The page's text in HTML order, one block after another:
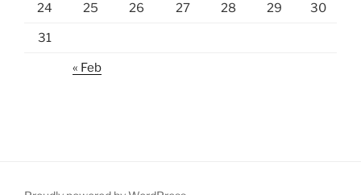
24 25 26 27 28 29 30
31
« Feb